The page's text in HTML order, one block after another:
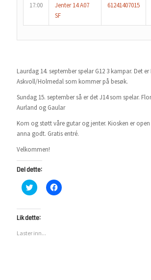
17:00
Jenter 14 A07
SF
61241407015
Laurdag 14. september spelar G12 3 kampar. Det
Askvoll/Holmedal som kommer på besøk.
Sundag 15. september så er det J14 som spelar.
Aurland og Gaular
Kom og støtt våre gutar og jenter. Kiosken er
anna godt. Gratis entré.
Velkommen!
Del dette:
Klikk
for
på
Twitter(åpnes
en
ny
Klikk
for
Lik dette:
Laster inn...